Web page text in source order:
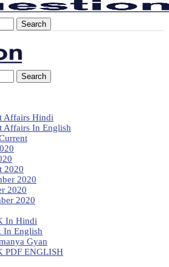
Search
Search
Affairs Hindi
Affairs In English
2020
2020
2020
2020
In Hindi
In English
Gyan
PDF ENGLISH